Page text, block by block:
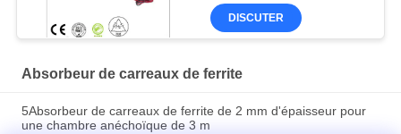
chambre anéchoïque
DISCUTER
Absorbeur de carreaux de ferrite
5Absorbeur de carreaux de ferrite de 2 mm d'épaisseur pour
une chambre anéchoïque de 3 m